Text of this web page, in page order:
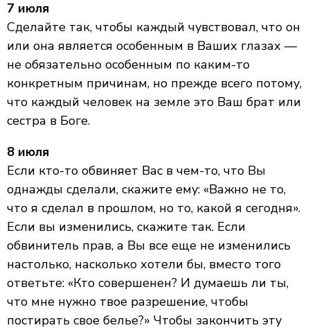
7 июля
Сделайте так, чтобы каждый чувствовал, что он
или она является особенным в Ваших глазах —
не обязательно особенным по каким-то
конкретным причинам, но прежде всего потому,
что каждый человек на земле это Ваш брат или
сестра в Боге.
8 июля
Если кто-то обвиняет Вас в чем-то, что Вы
однажды сделали, скажите ему: «Важно не то,
что я сделал в прошлом, но то, какой я сегодня».
Если вы изменились, скажите так. Если
обвинитель прав, а Вы все еще не изменились
настолько, насколько хотели бы, вместо того
ответьте: «Кто совершенен? И думаешь ли ты,
что мне нужно твое разрешение, чтобы
постирать свое белье?» Чтобы закончить эту